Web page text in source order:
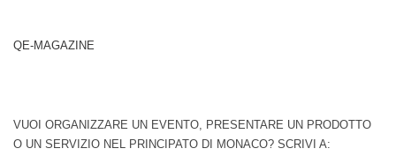
QE-MAGAZINE
VUOI ORGANIZZARE UN EVENTO, PRESENTARE UN PRODOTTO
O UN SERVIZIO NEL PRINCIPATO DI MONACO? SCRIVI A: